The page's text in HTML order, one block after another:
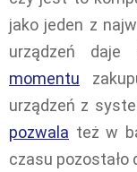
jako jeden z
urządzeń daje
momentu
urządzeń z
pozwala też w
czasu pozostało